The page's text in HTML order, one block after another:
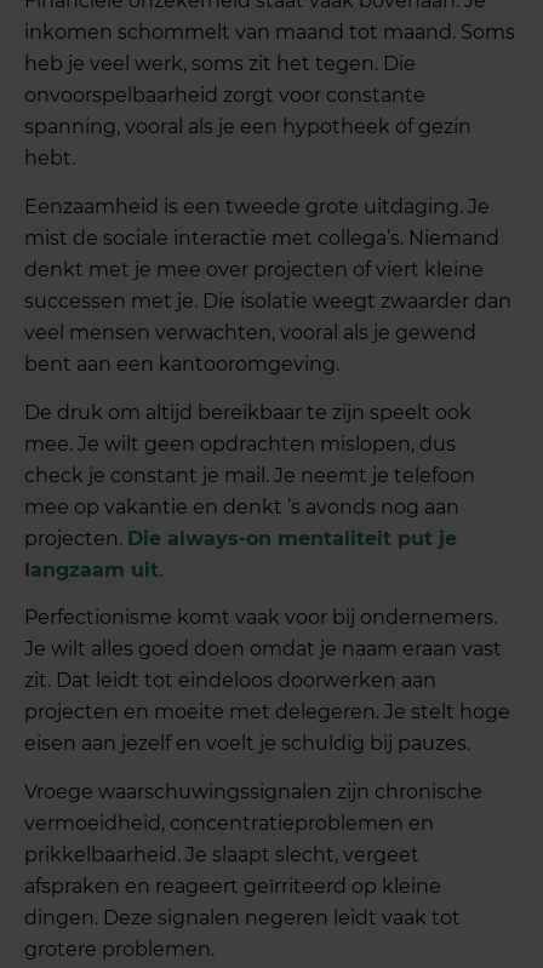
inkomen schommelt van maand tot maand. Soms
heb je veel werk, soms zit het tegen. Die
onvoorspelbaarheid zorgt voor constante
spanning, vooral als je een hypotheek of gezin
hebt.
Eenzaamheid is een tweede grote uitdaging. Je
mist de sociale interactie met collega’s. Niemand
denkt met je mee over projecten of viert kleine
successen met je. Die isolatie weegt zwaarder dan
veel mensen verwachten, vooral als je gewend
bent aan een kantooromgeving.
De druk om altijd bereikbaar te zijn speelt ook
mee. Je wilt geen opdrachten mislopen, dus
check je constant je mail. Je neemt je telefoon
mee op vakantie en denkt ’s avonds nog aan
projecten. Die always-on mentaliteit put je
langzaam uit.
Perfectionisme komt vaak voor bij ondernemers.
Je wilt alles goed doen omdat je naam eraan vast
zit. Dat leidt tot eindeloos doorwerken aan
projecten en moeite met delegeren. Je stelt hoge
eisen aan jezelf en voelt je schuldig bij pauzes.
Vroege waarschuwingssignalen zijn chronische
vermoeidheid, concentratieproblemen en
prikkelbaarheid. Je slaapt slecht, vergeet
afspraken en reageert geïrriteerd op kleine
dingen. Deze signalen negeren leidt vaak tot
grotere problemen.